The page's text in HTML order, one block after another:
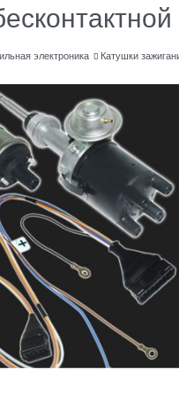
электроника Катушки